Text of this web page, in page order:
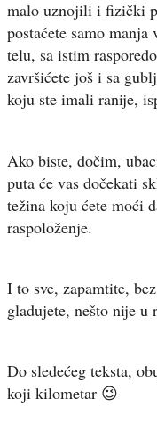
malo uznojili i fizički
postaćete samo
telu, sa istim
završićete još i sa
koju ste imali ranije,
Ako biste, dočim,
puta će vas dočekati
težina koju ćete moći
raspoloženje.
I to sve, zapamtite,
gladujete, nešto nije u
Do sledećeg teksta,
koji kilometar 😉